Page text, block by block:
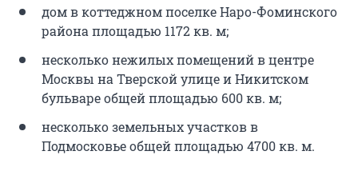
дом в коттеджном поселке Наро-Фоминского
района площадью 1172 кв. м;
несколько нежилых помещений в центре
Москвы на Тверской улице и Никитском
бульваре общей площадью 600 кв. м;
несколько земельных участков в
Подмосковье общей площадью 4700 кв. м.